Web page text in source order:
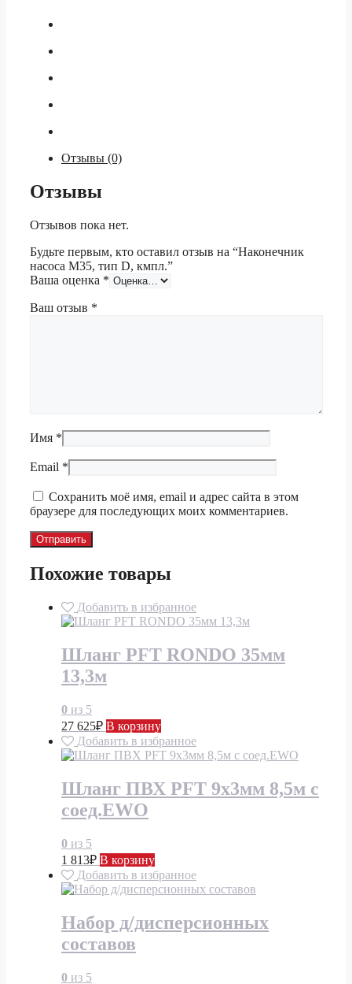
Отзывы (0)
Отзывы
Отзывов пока нет.
Будьте первым, кто оставил отзыв на “Наконечник
насоса M35, тип D, кмпл.”
Ваша оценка *
Ваш отзыв *
Имя *
Email *
Сохранить моё имя, email и адрес сайта в этом
браузере для последующих моих комментариев.
Похожие товары
Добавить в избранное
Шланг PFT RONDO 35мм
13,3м
0 из 5
27 625₽ В корзину
Добавить в избранное
Шланг ПВХ PFT 9х3мм 8,5м с
соед.EWO
0 из 5
1 813₽ В корзину
Добавить в избранное
Набор д/дисперсионных
составов
0 из 5